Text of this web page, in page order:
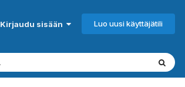
Kirjaudu sisään Luo uusi käyttäjätili